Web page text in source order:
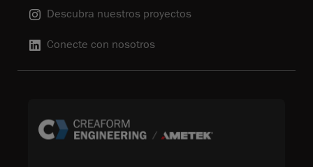
Descubra nuestros proyectos
Conecte con nosotros